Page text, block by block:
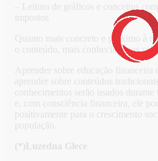
– Leitura de gráficos e conceitos
impostos
Quanto mais concreto e próximo à
o conteúdo, mais conhecimentos
Aprender sobre educação financeira
aprender sobre conteúdos
conhecimentos serão usados
e, com consciência financeira, ele
positivamente para o crescimento
população.
(*)Luzedna Glece